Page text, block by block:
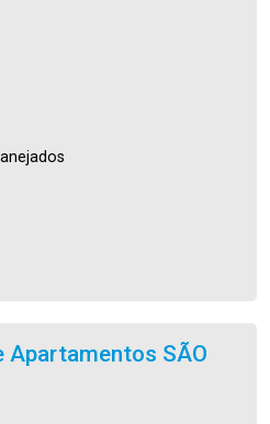
Apartamentos SÃO